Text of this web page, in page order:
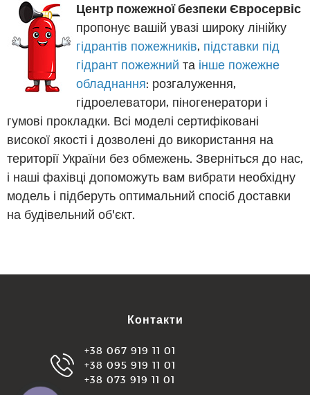
Центр пожежної безпеки Євросервіс
пропонує вашій увазі широку лінійку
гідрантів пожежників, підставки під
гідрант пожежний та інше пожежне
обладнання: розгалуження,
гідроелеватори, піногенератори і
гумові прокладки. Всі моделі сертифіковані
високої якості і дозволені до використання на
території України без обмежень. Зверніться до нас,
і наші фахівці допоможуть вам вибрати необхідну
модель і підберуть оптимальний спосіб доставки
на будівельний об'єкт.
Контакти
+38 067 919 11 01
+38 095 919 11 01
+38 073 919 11 01